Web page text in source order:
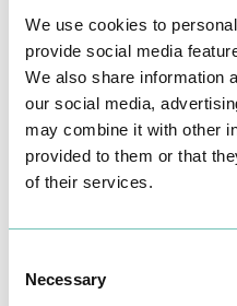
We use cookies to
provide social media
We also share information
our social media,
may combine it with other
provided to them or that
of their services.
Selection
Necessary
Plano personalizado de
Outras informações